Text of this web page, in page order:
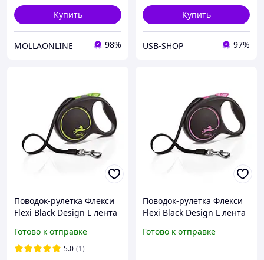
Купить
MOLLAONLINE 98%
Купить
USB-SHOP 97%
Поводок-рулетка Флекси
Flexi Black Design L лента
Готово к отправке
5.0 (1)
Поводок-рулетка Флекси
Flexi Black Design L лента
Готово к отправке